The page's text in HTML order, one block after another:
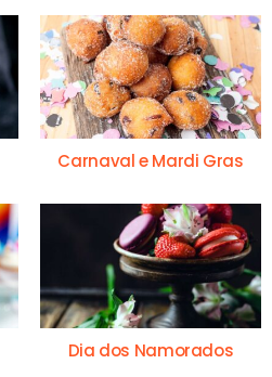
Carnaval e Mardi Gras
Dia dos Namorados